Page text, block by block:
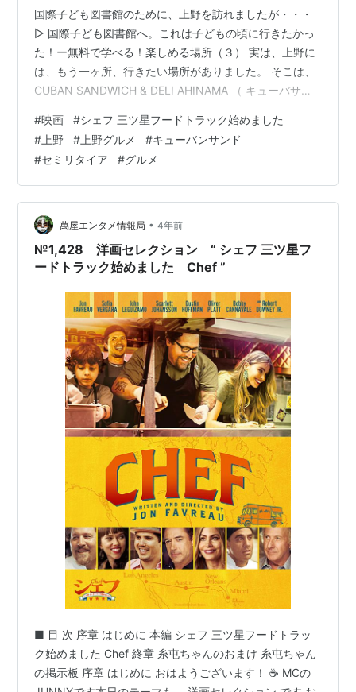
国際子ども図書館のために、上野を訪れましたが・・・
▷ 国際子ども図書館へ。これは子どもの頃に行きたかっ
た！ー無料で学べる！楽しめる場所（３） 実は、上野に
は、もう一ヶ所、行きたい場所がありました。 そこは、
CUBAN SANDWICH & DELI AHINAMA （ キューバサン
ても、キューバのサンドイッチが食べたくなっ
て・・・。 初めて食べた、キューバンサンドは、予想以
上に美味しくて、大満足！ 無収入になったばかりの頃
は、過剰に外食を我慢したり、 反対に、無駄なカフェ代
を使い、自己嫌悪に陥ったりしてたけど、 楽しみのため
のお金を…
#映画 #シェフ 三ツ星フードトラック始めました
# 上野 # 上野グルメ #キューバンサンド
#セミリタイア #グルメ
萬屋エンタメ情報局 • 4年前
№1,428 洋画セレクション “ シェフ 三ツ星フ
ードトラック始めました Chef ”
■ 目 次 序章 はじめに 本編 シェフ 三ツ星フードトラッ
ク始めました Chef 終章 糸屯ちゃんのおまけ 糸屯ちゃん
の掲示板 序章 はじめに おはようございます！ ☕ MCの